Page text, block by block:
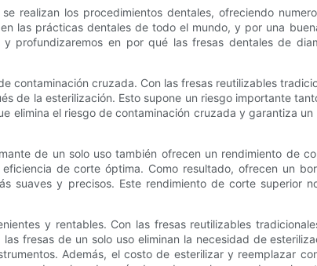
realizan los procedimientos dentales, ofreciendo
las prácticas dentales de todo el mundo, y por una
profundizaremos en por qué las fresas dentales de
contaminación cruzada. Con las fresas reutilizables
de la esterilización. Esto supone un riesgo importante
elimina el riesgo de contaminación cruzada y garantiza
de un solo uso también ofrecen un rendimiento de
de corte óptima. Como resultado, ofrecen un
suaves y precisos. Este rendimiento de corte superior
y rentables. Con las fresas reutilizables
fresas de un solo uso eliminan la necesidad de
Además, el costo de esterilizar y reemplazar